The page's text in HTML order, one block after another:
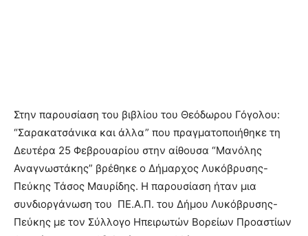
Στην παρουσίαση του βιβλίου του Θεόδωρου Γόγολου:
“Σαρακατσάνικα και άλλα” που πραγματοποιήθηκε τη
Δευτέρα 25 Φεβρουαρίου στην αίθουσα “Μανόλης
Αναγνωστάκης” βρέθηκε ο Δήμαρχος Λυκόβρυσης-
Πεύκης Τάσος Μαυρίδης. Η παρουσίαση ήταν μια
συνδιοργάνωση του ΠΕ.Α.Π. του Δήμου Λυκόβρυσης-
Πεύκης με τον Σύλλογο Ηπειρωτών Βορείων Προαστίων